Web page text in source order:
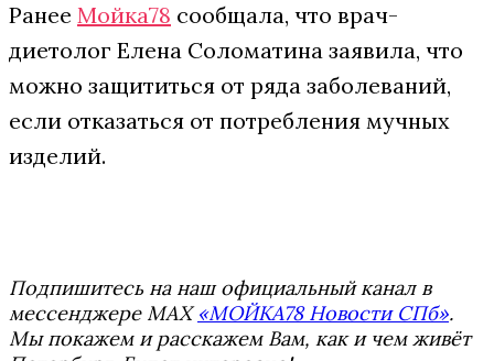
Ранее Мойка78 сообщала, что врач-
диетолог Елена Соломатина заявила, что
можно защититься от ряда заболеваний,
если отказаться от потребления мучных
изделий.
Подпишитесь на наш официальный канал в
мессенджере MAX«МОЙКА78 Новости СПб».
Мы покажем и расскажем Вам, как и чем живёт